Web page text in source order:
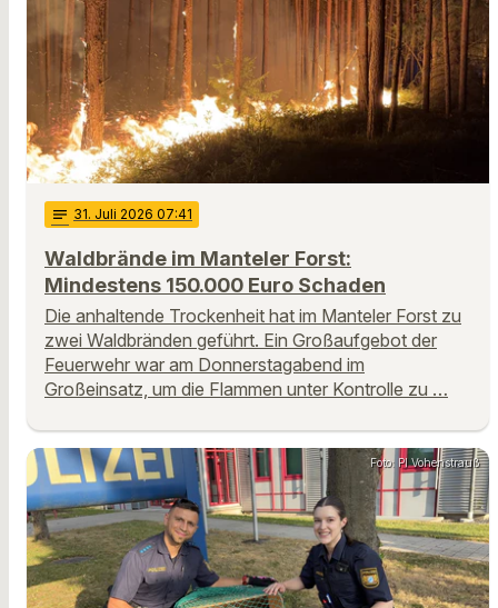
notes 31. Juli 2026 07:41
Waldbrände im Manteler Forst:
Mindestens 150.000 Euro Schaden
Die anhaltende Trockenheit hat im Manteler Forst zu
zwei Waldbränden geführt. Ein Großaufgebot der
Feuerwehr war am Donnerstagabend im
Großeinsatz, um die Flammen unter Kontrolle zu …
Foto: PI Vohenstrauß